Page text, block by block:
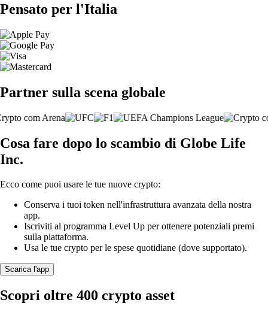
Pensato per l'Italia
Partner sulla scena globale
Cosa fare dopo lo scambio di Globe Life
Inc.
Ecco come puoi usare le tue nuove crypto:
Conserva i tuoi token nell'infrastruttura avanzata della nostra
app.
Iscriviti al programma Level Up per ottenere potenziali premi
sulla piattaforma.
Usa le tue crypto per le spese quotidiane (dove supportato).
Scarica l'app
Scopri oltre 400 crypto asset